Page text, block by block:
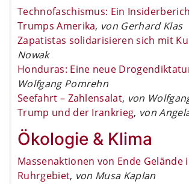
Technofaschismus: Ein
Trumps Amerika, von Gerhard Klas
Zapatistas solidarisieren sich mit
Nowak
Honduras: Eine neue
Wolfgang Pomrehn
Seefahrt – Zahlensalat, von
Trump und der Irankrieg, von
Ökologie & Klima
Massenaktionen von Ende Gelände
Ruhrgebiet, von Musa Kaplan